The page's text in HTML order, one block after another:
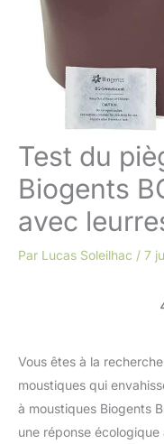
Test du
Biogents
avec
Par Lucas Soleilhac / 7
Vous êtes à la
moustiques qui
à moustiques Biogents
une réponse